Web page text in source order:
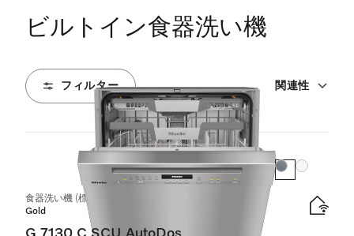
ビルトイン食器洗い機
フィルター 関連性
カラー:カラー:
食器洗い機 (標準ドア装備タイプ)
Gold